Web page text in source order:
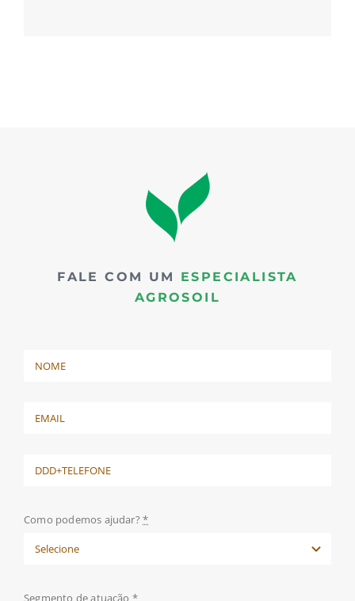
FALE COM UM
ESPECIALISTA
AGROSOIL
Como podemos ajudar?*